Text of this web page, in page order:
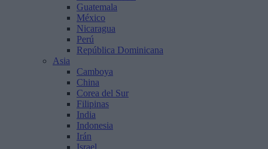
Guatemala
México
Nicaragua
Perú
República Dominicana
Asia
Camboya
China
Corea del Sur
Filipinas
India
Indonesia
Irán
Israel